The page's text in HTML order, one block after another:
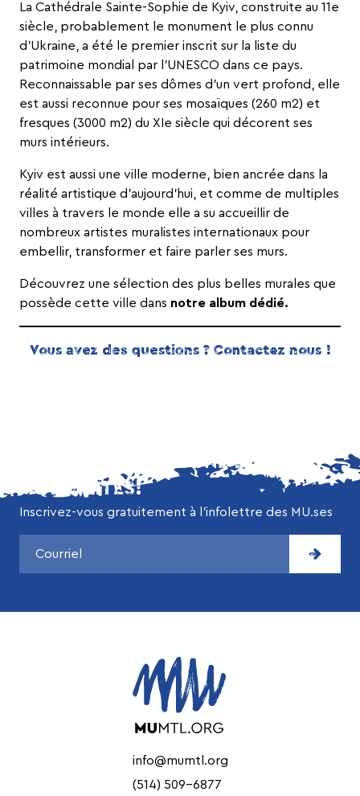
La Cathédrale Sainte-Sophie de Kyiv, construite au 11e
siècle, probablement le monument le plus connu
d’Ukraine, a été le premier inscrit sur la liste du
patrimoine mondial par l’UNESCO dans ce pays.
Reconnaissable par ses dômes d’un vert profond, elle
est aussi reconnue pour ses mosaïques (260 m2) et
fresques (3000 m2) du XIe siècle qui décorent ses
murs intérieurs.
Kyiv est aussi une ville moderne, bien ancrée dans la
réalité artistique d’aujourd’hui, et comme de multiples
villes à travers le monde elle a su accueillir de
nombreux artistes muralistes internationaux pour
embellir, transformer et faire parler ses murs.
Découvrez une sélection des plus belles murales que
possède cette ville dans notre album dédié.
Vous avez des questions ? Contactez nous!
NE MANQUEZ AUCUNE DE NOS
ACTUALITÉS!
Inscrivez-vous gratuitement à l’infolettre des MU.ses
info@mumtl.org
(514) 509-6877